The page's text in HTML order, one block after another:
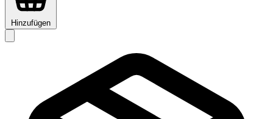
Hinzufügen